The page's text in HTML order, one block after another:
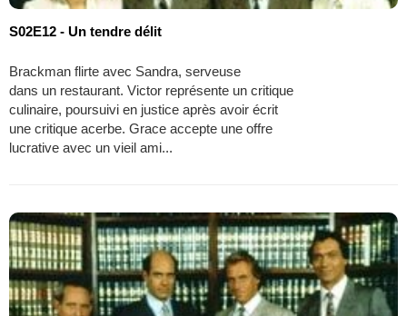
S02E12 - Un tendre délit
Brackman flirte avec Sandra, serveuse
dans un restaurant. Victor représente un critique
culinaire, poursuivi en justice après avoir écrit
une critique acerbe. Grace accepte une offre
lucrative avec un vieil ami...